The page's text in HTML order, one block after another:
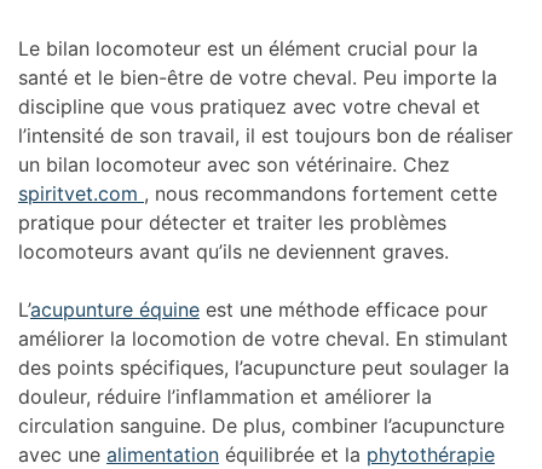
Le bilan locomoteur est un élément crucial pour la
santé et le bien-être de votre cheval. Peu importe la
discipline que vous pratiquez avec votre cheval et
l’intensité de son travail, il est toujours bon de réaliser
un bilan locomoteur avec son vétérinaire. Chez
spiritvet.com , nous recommandons fortement cette
pratique pour détecter et traiter les problèmes
locomoteurs avant qu’ils ne deviennent graves.
L’acupunture équine est une méthode efficace pour
améliorer la locomotion de votre cheval. En stimulant
des points spécifiques, l’acupuncture peut soulager la
douleur, réduire l’inflammation et améliorer la
circulation sanguine. De plus, combiner l’acupuncture
avec une alimentation équilibrée et la phytothérapie